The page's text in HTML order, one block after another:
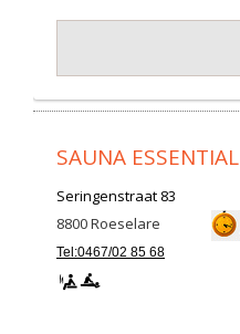
SAUNA ESSENTIAL
Seringenstraat 83
8800Roeselare
Tel:0467/02 85 68